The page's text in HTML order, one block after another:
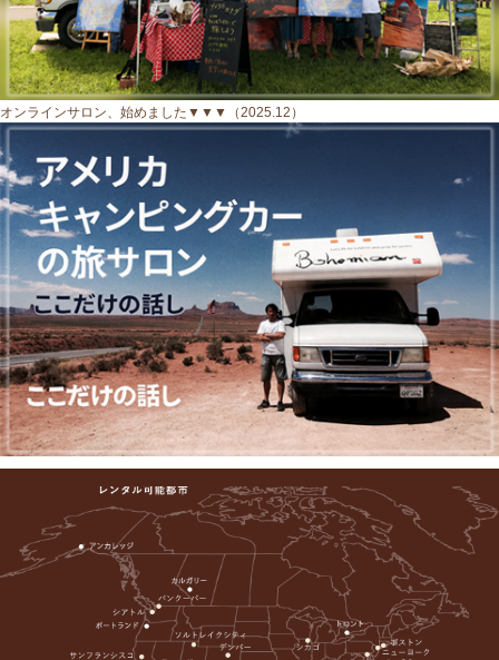
オンラインサロン、始めました▼▼▼（2025.12）